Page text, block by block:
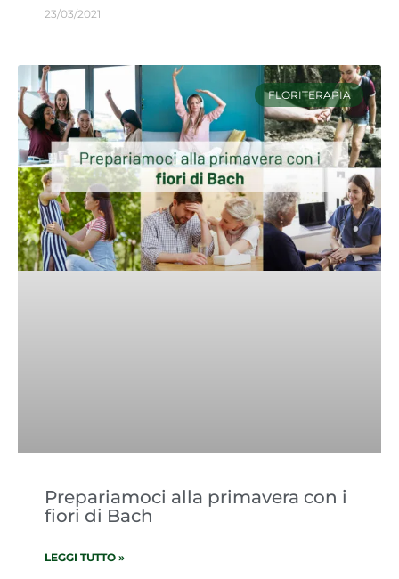
23/03/2021
FLORITERAPIA
Prepariamoci alla primavera con i
fiori di Bach
LEGGI TUTTO »